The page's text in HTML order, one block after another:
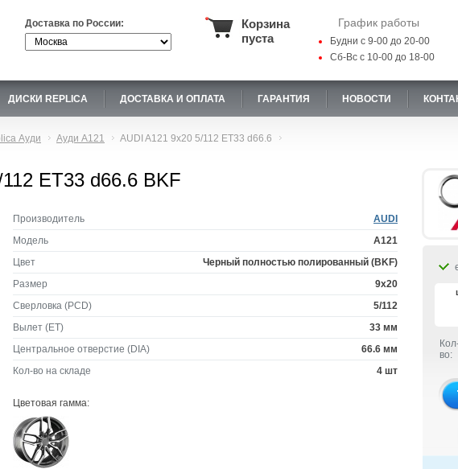
Доставка по России:
Корзина
пуста
График работы
Будни с 9-00 до 20-00
Сб-Вс с 10-00 до 18-00
ДИСКИ REPLICA ДОСТАВКА И ОПЛАТА ГАРАНТИЯ НОВОСТИ
Ауди Ауди A121 AUDI A121 9x20 5/112 ET33 d66.6
ET33 d66.6 BKF
во:
Производитель
AUDI
Модель
A121
Цвет
Черный полностью полированный (BKF)
Размер
9x20
Сверловка (PCD)
5/112
Вылет (ET)
33 мм
Центральное отверстие (DIA)
66.6 мм
Кол-во на складе
4 шт
Цветовая гамма: